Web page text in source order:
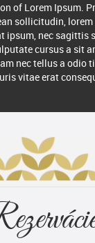
of Lorem Ipsum.
sollicitudin,
ipsum, nec sagittis
cursus a sit
nec tellus a odio
vitae erat